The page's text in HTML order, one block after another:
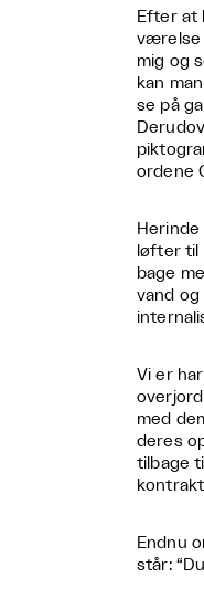
Efter at
værelse
mig og
kan
se på
ordene
løfter til
bage
vand
Vi er
med
deres
tilbage
Endnu
står: